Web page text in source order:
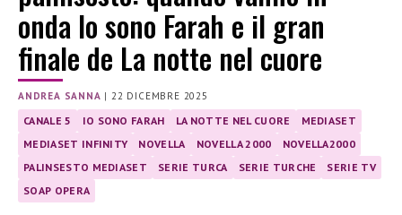
onda Io sono Farah e il gran
finale de La notte nel cuore
ANDREA SANNA |22 DICEMBRE 2025
CANALE 5 IO SONO FARAH LA NOTTE NEL CUORE
MEDIASET
MEDIASET INFINITY
NOVELLA NOVELLA 2000
NOVELLA2000
PALINSESTO MEDIASET
SERIE TURCA SERIE TURCHE
SERIE TV
SOAP OPERA